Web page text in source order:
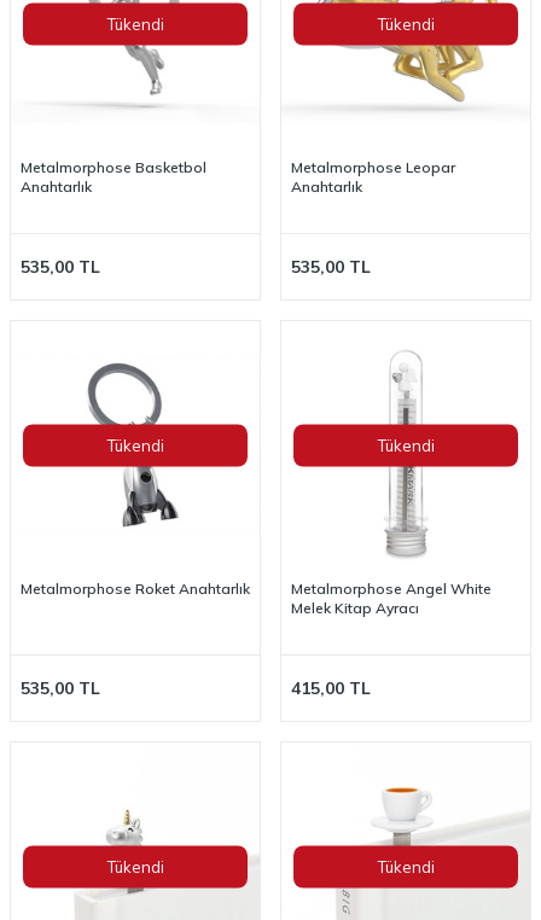
Tükendi
Metalmorphose Basketbol
Anahtarlık
535,00 TL
Tükendi
Metalmorphose Leopar
Anahtarlık
535,00 TL
Tükendi
Metalmorphose Roket Anahtarlık
535,00 TL
Tükendi
Metalmorphose Angel White
Melek Kitap Ayracı
415,00 TL
Tükendi Tükendi